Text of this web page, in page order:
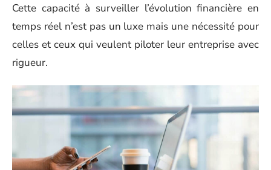
Cette capacité à surveiller l’évolution financière en
temps réel n’est pas un luxe mais une nécessité pour
celles et ceux qui veulent piloter leur entreprise avec
rigueur.